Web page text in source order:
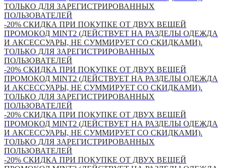
ТОЛЬКО ДЛЯ ЗАРЕГИСТРИРОВАННЫХ
ПОЛЬЗОВАТЕЛЕЙ
-20% СКИДКА ПРИ ПОКУПКЕ ОТ ДВУХ ВЕЩЕЙ
ПРОМОКОД MINT2 (ДЕЙСТВУЕТ НА РАЗДЕЛЫ ОДЕЖДА
И АКСЕССУАРЫ, НЕ СУММИРУЕТ СО СКИДКАМИ).
ТОЛЬКО ДЛЯ ЗАРЕГИСТРИРОВАННЫХ
ПОЛЬЗОВАТЕЛЕЙ
-20% СКИДКА ПРИ ПОКУПКЕ ОТ ДВУХ ВЕЩЕЙ
ПРОМОКОД MINT2 (ДЕЙСТВУЕТ НА РАЗДЕЛЫ ОДЕЖДА
И АКСЕССУАРЫ, НЕ СУММИРУЕТ СО СКИДКАМИ).
ТОЛЬКО ДЛЯ ЗАРЕГИСТРИРОВАННЫХ
ПОЛЬЗОВАТЕЛЕЙ
-20% СКИДКА ПРИ ПОКУПКЕ ОТ ДВУХ ВЕЩЕЙ
ПРОМОКОД MINT2 (ДЕЙСТВУЕТ НА РАЗДЕЛЫ ОДЕЖДА
И АКСЕССУАРЫ, НЕ СУММИРУЕТ СО СКИДКАМИ).
ТОЛЬКО ДЛЯ ЗАРЕГИСТРИРОВАННЫХ
ПОЛЬЗОВАТЕЛЕЙ
-20% СКИДКА ПРИ ПОКУПКЕ ОТ ДВУХ ВЕЩЕЙ